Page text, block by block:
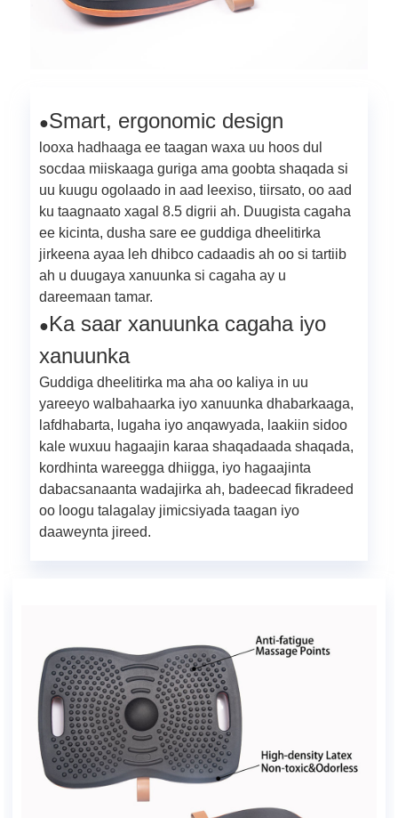
●Smart, ergonomic design
looxa hadhaaga ee taagan waxa uu hoos dul
socdaa miiskaaga guriga ama goobta shaqada si
uu kuugu ogolaado in aad leexiso, tiirsato, oo aad
ku taagnaato xagal 8.5 digrii ah. Duugista cagaha
ee kicinta, dusha sare ee guddiga dheelitirka
jirkeena ayaa leh dhibco cadaadis ah oo si tartiib
ah u duugaya xanuunka si cagaha ay u
dareemaan tamar.
●Ka saar xanuunka cagaha iyo
xanuunka
Guddiga dheelitirka ma aha oo kaliya in uu
yareeyo walbahaarka iyo xanuunka dhabarkaaga,
lafdhabarta, lugaha iyo anqawyada, laakiin sidoo
kale wuxuu hagaajin karaa shaqadaada shaqada,
kordhinta wareegga dhiigga, iyo hagaajinta
dabacsanaanta wadajirka ah, badeecad fikradeed
oo loogu talagalay jimicsiyada taagan iyo
daaweynta jireed.